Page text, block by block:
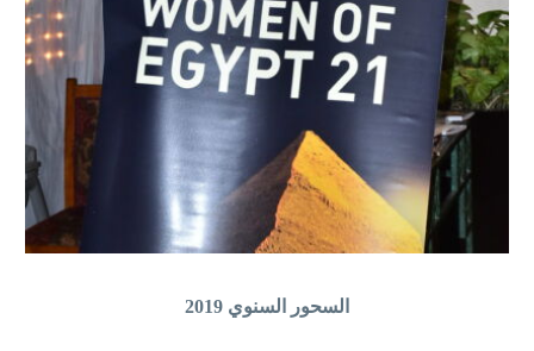
السحور السنوي 2019